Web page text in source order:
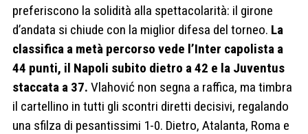
preferiscono la solidità alla spettacolarità: il girone
d’andata si chiude con la miglior difesa del torneo. La
classifica a metà percorso vede l’Inter capolista a
44 punti, il Napoli subito dietro a 42 e la Juventus
staccata a 37. Vlahović non segna a raffica, ma timbra
il cartellino in tutti gli scontri diretti decisivi, regalando
una sfilza di pesantissimi 1-0. Dietro, Atalanta, Roma e